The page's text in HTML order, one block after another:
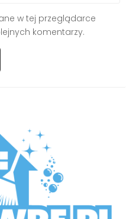
w tej przeglądarce
komentarzy.